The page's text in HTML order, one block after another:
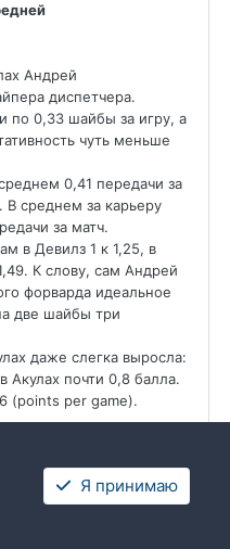
Андрей
диспетчера.
по 0,33 шайбы за игру, а
чуть меньше
0,41 передачи за
В среднем за карьеру
за матч.
в Девилз 1 к 1,25, в
К слову, сам Андрей
форварда идеальное
две шайбы три
даже слегка выросла:
Акулах почти 0,8 балла.
(points per game).
указываются места как в
среди действующих
составе. То есть среди
к примеру, Джо
Я принимаю